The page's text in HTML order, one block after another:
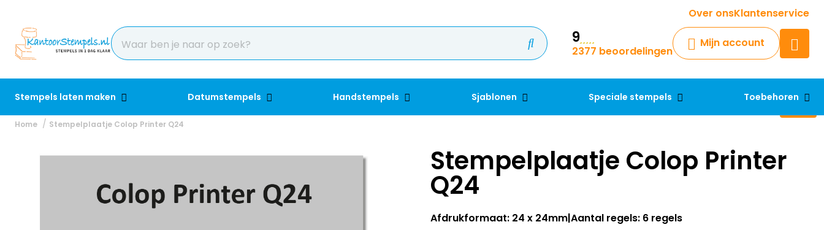
Over onsKlantenservice
9
2377 beoordelingen
Mijn account
Stempels laten maken Datumstempels Handstempels Sjablonen Speciale stempels Toebehoren
Krijg een antwoord op uw vraag
Chatbot
Chat 24/7 met onze chatbot
Contact
Home Stempelplaatje Colop Printer Q24
Stempelplaatje Colop Printer
Q24
Afdrukformaat: 24 x 24mm Aantal regels: 6 regels